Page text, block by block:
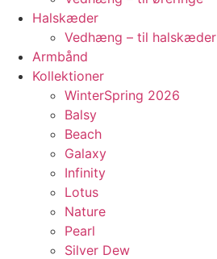
Halskæder
Vedhæng – til halskæder
Armbånd
Kollektioner
WinterSpring 2026
Balsy
Beach
Galaxy
Infinity
Lotus
Nature
Pearl
Silver Dew